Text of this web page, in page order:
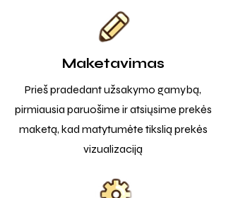
Maketavimas
Prieš pradedant užsakymo gamybą,
pirmiausia paruošime ir atsiųsime prekės
maketą, kad matytumėte tikslią prekės
vizualizaciją